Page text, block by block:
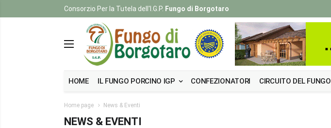
Consorzio Per la Tutela dell'I.G.P. Fungo di Borgotaro
HOME IL FUNGO PORCINO IGP CONFEZIONATORI CIRCUITO DEL FUNGO
Home page News & Eventi
NEWS & EVENTI